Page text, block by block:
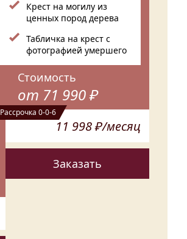
Крест на могилу из
ценных пород дерева
Табличка на крест с
фотографией умершего
Стоимость
от 71 990 ₽
Рассрочка 0-0-6
11 998 ₽/месяц
Заказать